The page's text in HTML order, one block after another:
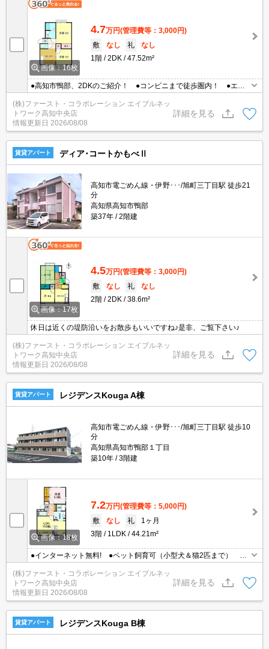
画像：16枚
4.7万円(管理費等：3,000円)
敷
なし 礼
なし
1階
2DK 47.52m²
●高知市鴨部、2DKのご紹介！ ●コンビニまで徒歩圏内！ ●エア
(株)ファースト・コラボレーション エイブルネッ
トワーク高知中央店
情報更新日 2026/08/08
詳細を見る
賃貸アパート ディア･コートかもべⅡ
高知市電ごめん線・伊野･･･/旭町三丁目駅 徒歩21
分
高知県高知市鴨部
築37年
2階建
画像：17枚
4.5万円(管理費等：3,000円)
敷
なし 礼
なし
2階
2DK 38.6m²
休日は近くの堤防沿いをお散歩もいいですね♪是非、ご覧下さい♪
(株)ファースト・コラボレーション エイブルネッ
トワーク高知中央店
情報更新日 2026/08/08
詳細を見る
賃貸アパート レジデンスKouga A棟
高知市電ごめん線・伊野･･･/旭町三丁目駅 徒歩10
分
高知県高知市鴨部１丁目
築10年
3階建
画像：18枚
7.2万円(管理費等：5,000円)
敷
なし 礼
1ヶ月
3階
1LDK 44.21m²
●インターネット無料! ●ペット飼育可（小型犬＆猫2匹まで） ●
エアコン1台付 ●温水洗浄暖房便座
(株)ファースト・コラボレーション エイブルネッ
トワーク高知中央店
情報更新日 2026/08/08
詳細を見る
賃貸アパート レジデンスKouga B棟